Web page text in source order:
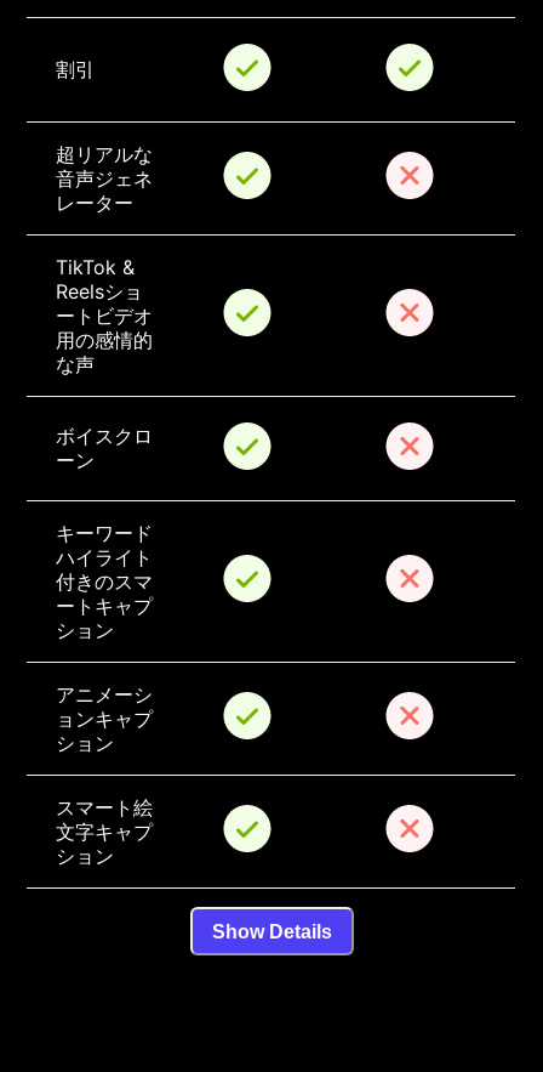
割引
超リアルな
音声ジェネ
レーター
TikTok &
Reelsショ
ートビデオ
用の感情的
な声
ボイスクロ
ーン
キーワード
ハイライト
付きのスマ
ートキャプ
ション
アニメーシ
ョンキャプ
ション
スマート絵
文字キャプ
ション
Show Details